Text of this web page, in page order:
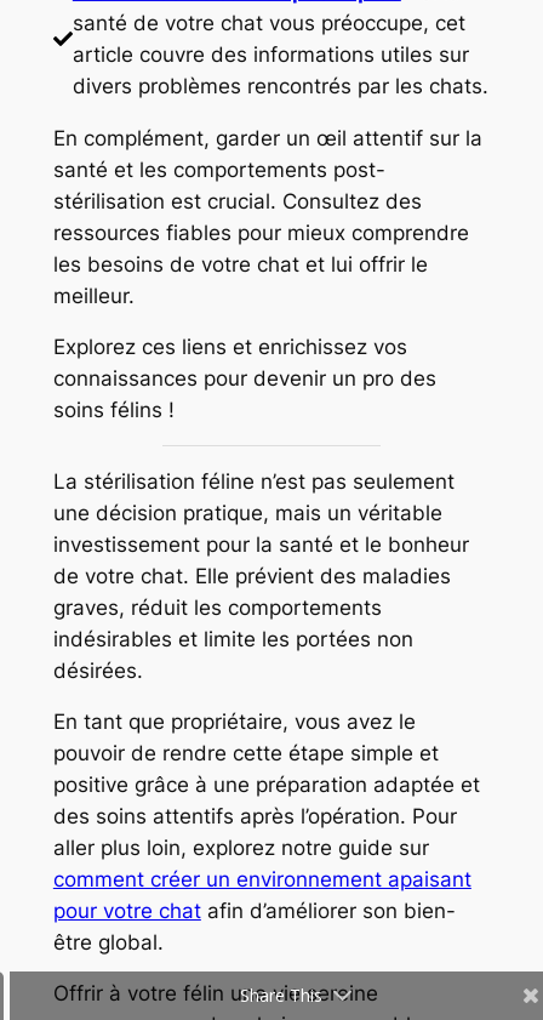
santé de votre chat vous préoccupe, cet
article couvre des informations utiles sur
divers problèmes rencontrés par les chats.
En complément, garder un œil attentif sur la
santé et les comportements post-
stérilisation est crucial. Consultez des
ressources fiables pour mieux comprendre
les besoins de votre chat et lui offrir le
meilleur.
Explorez ces liens et enrichissez vos
connaissances pour devenir un pro des
soins félins !
La stérilisation féline n’est pas seulement
une décision pratique, mais un véritable
investissement pour la santé et le bonheur
de votre chat. Elle prévient des maladies
graves, réduit les comportements
indésirables et limite les portées non
désirées.
En tant que propriétaire, vous avez le
pouvoir de rendre cette étape simple et
positive grâce à une préparation adaptée et
des soins attentifs après l’opération. Pour
aller plus loin, explorez notre guide sur
comment créer un environnement apaisant
pour votre chatafin d’améliorer son bien-
être global.
Offrir à votre félin une vie sereine
Share This